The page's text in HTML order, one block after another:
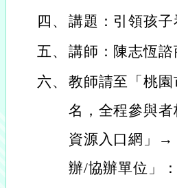
四、 講題：引領孩
五、 講師：陳志恆諮
六、 教師請至「桃
名，全程參與
資源入口網」→
辦/協辦單位」